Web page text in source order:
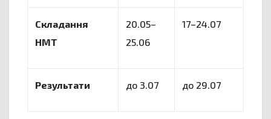
Складання
НМТ
20.05–
25.06
17–24.07
Результати до 3.07 до 29.07